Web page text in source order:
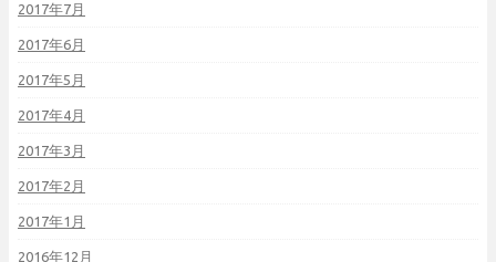
2017年7月
2017年6月
2017年5月
2017年4月
2017年3月
2017年2月
2017年1月
2016年12月